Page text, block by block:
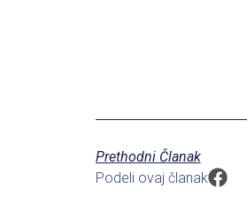
Prethodni Članak
Podeli ovaj članak